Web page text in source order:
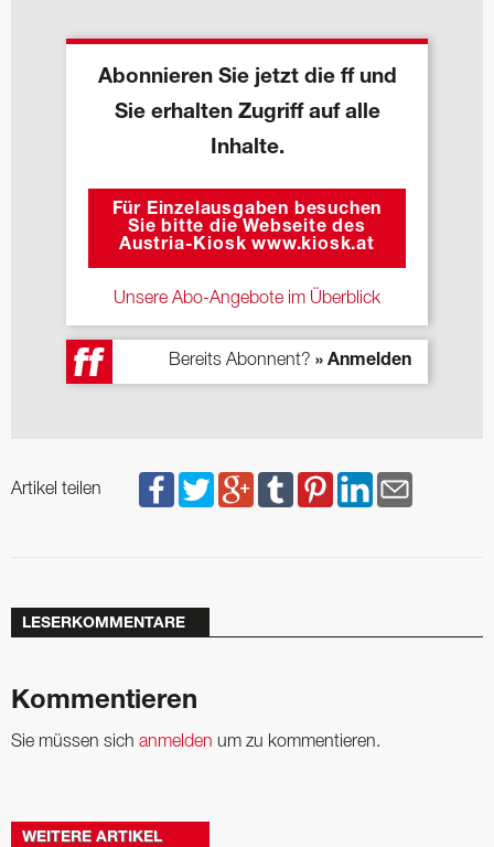
Abonnieren Sie jetzt die ff und
Sie erhalten Zugriff auf alle
Inhalte.
Für Einzelausgaben besuchen
Sie bitte die Webseite des
Austria-Kiosk www.kiosk.at
Unsere Abo-Angebote im Überblick
Bereits Abonnent? » Anmelden
Artikel teilen
LESERKOMMENTARE
Kommentieren
Sie müssen sich anmelden um zu kommentieren.
WEITERE ARTIKEL